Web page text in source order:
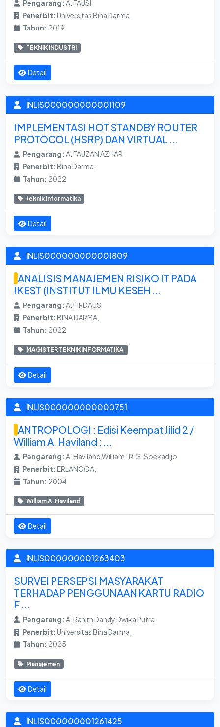
Pengarang: A. FAUSI
Penerbit: Universitas Bina Darma,
Tahun: 2019
TEKNIK INDUSTRI
Detail
INLIS000000000001109
IMPLEMENTASI HOT STANDBY ROUTER
PROTOCOL (HSRP) DAN VIRTUAL ...
Pengarang: A. FAUZAN AZHAR
Penerbit: Bina Darma,
Tahun: 2022
teknik informatika
Detail
INLIS000000000001809
ANALISIS MANAJEMEN RISIKO IT PADA
IKEST (INSTITUT ILMU KESEH ...
Pengarang: A. FIRDAUS
Penerbit: BINA DARMA,
Tahun: 2022
MAGISTER TEKNIK INFORMATIKA
Detail
INLIS000000000000751
ANTROPOLOGI : Edisi Keempat Jilid 2 /
William A. Haviland : ...
Pengarang: A. Haviland William ; R.G. Soekadijo
Penerbit: ERLANGGA,
Tahun: 2004
William A. Haviland
Detail
INLIS000000001263403
SURVEI PERSEPSI MASYARAKAT
TERHADAP PENGGUNAAN KARTU RADIO
F ...
Pengarang: A. Rahim Dandy Dwika Putra
Penerbit: Universitas Bina Darma,
Tahun: 2025
Manajemen
Detail
INLIS000000001261425